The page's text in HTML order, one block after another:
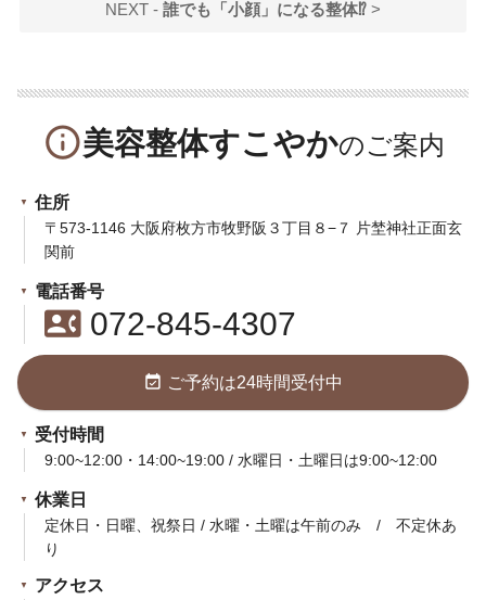
NEXT - 誰でも「小顔」になる整体⁉ >
info_outline美容整体すこやか
住所
〒573-1146 大阪府枚方市牧野阪３丁目８−７ 片埜神社正面玄
関前
電話番号
contact_phone072-845-4307
event_available ご予約は24時間受付中
受付時間
9:00~12:00・14:00~19:00 / 水曜日・土曜日は9:00~12:00
休業日
定休日・日曜、祝祭日 / 水曜・土曜は午前のみ / 不定休あ
り
アクセス